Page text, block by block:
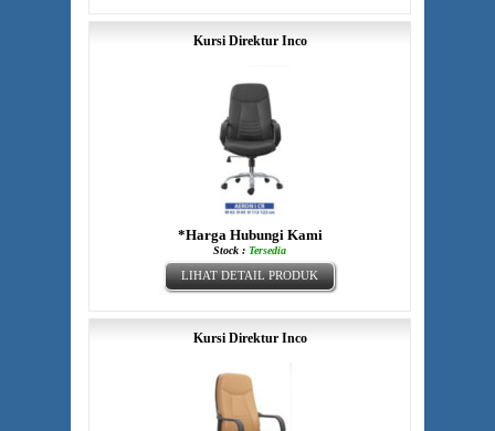
Kursi Direktur Inco
*Harga Hubungi Kami
Stock : Tersedia
LIHAT DETAIL PRODUK
Kursi Direktur Inco